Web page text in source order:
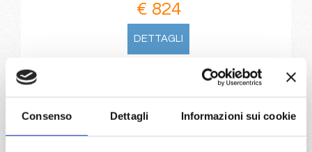
Consenso Dettagli Informazioni sui cookie
€ 824
DETTAGLI
Caraibi 8 giorni